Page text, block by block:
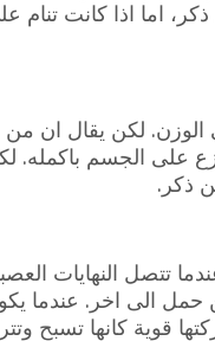
اما اذا كانت تنام
لكن يقال ان من
على الجسم باكمله.
ذكر.
تتصل النهايات
الى اخر. عندما
قوية كانها تسبح